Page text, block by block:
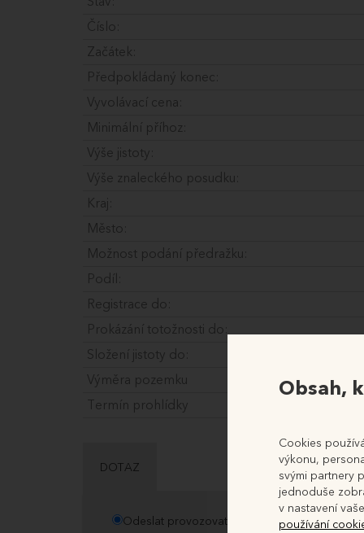
Číslo:
Začátek:
Předpokládaný konec:
Vyvolávací cena:
Minimální příhoz:
Výše jistoty:
Výše znaleckého posudku:
Kraj:
Město:
Možnost podání předražku:
Podíl:
Registrace do:
Prokázání totožnosti do:
Složení jistoty do:
Výměra pozemku
Termín prohlídky
DOTAZ
Odeslat provozovateli Odeslat
Obsah,
Cookies
výkonu,
svými partnery
jednoduše
v nastavení
používání